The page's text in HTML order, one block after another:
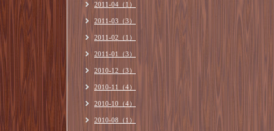
2011-04（1）
2011-03（3）
2011-02（1）
2011-01（3）
2010-12（3）
2010-11（4）
2010-10（4）
2010-08（1）